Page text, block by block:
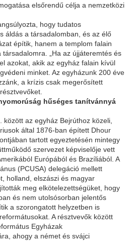
elsőrendű célja a nemzetközi
hogy tudatos
áldás a társadalomban, és az élő
építik, hanem a templom falain
„Ha az újjáteremtés és
azokat, akik az egyház falain kívül
minket. Az egyházunk 200 éve
a krízis csak megerősített
hűséges tanítvánnyá
között az egyház Bejrúthoz közeli,
által 1876-ban épített Dhour
tartott egyeztetésén mintegy
szervezet képviselője vett
Európából és Brazíliából. A
(PCUSA) delegáció mellett
holland, elszászi és magyar
meg elkötelezettségüket, hogy
és nem utolsósorban jelentős
a szorongatott helyzetben is
A résztvevők között
Egyházak
ahogy a német és svájci